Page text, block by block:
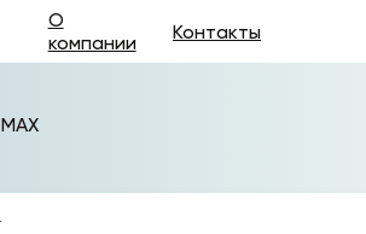
О
компании
Контакты
MAX